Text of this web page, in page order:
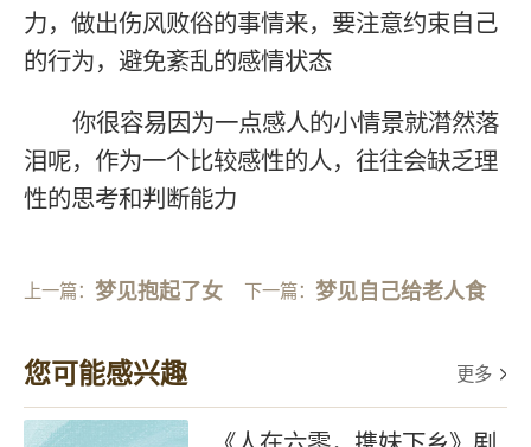
力，做出伤风败俗的事情来，要注意约束自己
的行为，避免紊乱的感情状态
你很容易因为一点感人的小情景就潸然落
泪呢，作为一个比较感性的人，往往会缺乏理
性的思考和判断能力
上一篇：梦见抱起了女 下一篇：梦见自己给老人食
您可能感兴趣 更多